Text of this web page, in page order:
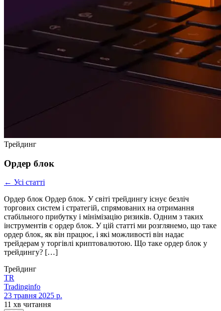
Трейдинг
Ордер блок
← Усі статті
Ордер блок Ордер блок. У світі трейдингу існує безліч
торгових систем і стратегій, спрямованих на отримання
стабільного прибутку і мінімізацію ризиків. Одним з таких
інструментів є ордер блок. У цій статті ми розглянемо, що таке
ордер блок, як він працює, і які можливості він надає
трейдерам у торгівлі криптовалютою. Що таке ордер блок у
трейдингу? […]
Трейдинг
TR
Tradinginfo
23 травня 2025 р.
11 хв читання